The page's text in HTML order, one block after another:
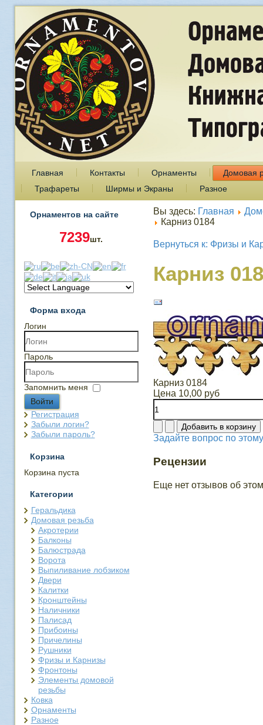
Главная Контакты Орнаменты
Домовая
Трафареты
Ширмы и Экраны Разное
Орнаментов на сайте
7239шт.
Форма входа
Логин
Пароль
Запомнить меня
Войти
Регистрация
Забыли логин?
Забыли пароль?
Корзина
Корзина пуста
Категории
Геральдика
Домовая резьба
Акротерии
Балконы
Балюстрада
Ворота
Выпиливание лобзиком
Двери
Калитки
Кронштейны
Наличники
Палисад
Прибоины
Причелины
Рушники
Фризы и Карнизы
Фронтоны
Элементы домовой
резьбы
Ковка
Орнаменты
Разное
Вы здесь: Главная
Карниз 0184
Вернуться к: Фризы и
Карниз
Карниз 0184
Цена 10,00 руб
Задайте вопрос по
Рецензии
Еще нет отзывов об